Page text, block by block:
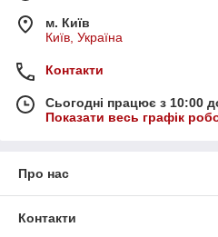
м. Київ
Київ, Україна
Контакти
Сьогодні працює з 10:00
Показати весь графік
Про нас
Контакти